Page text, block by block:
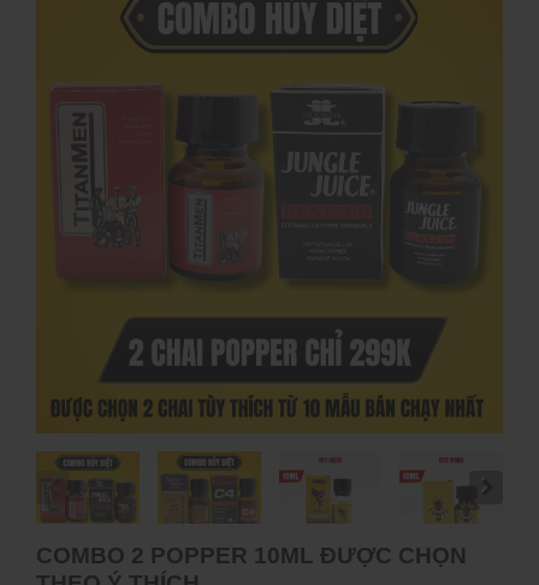
COMBO 2 POPPER 10ML ĐƯỢC CHỌN